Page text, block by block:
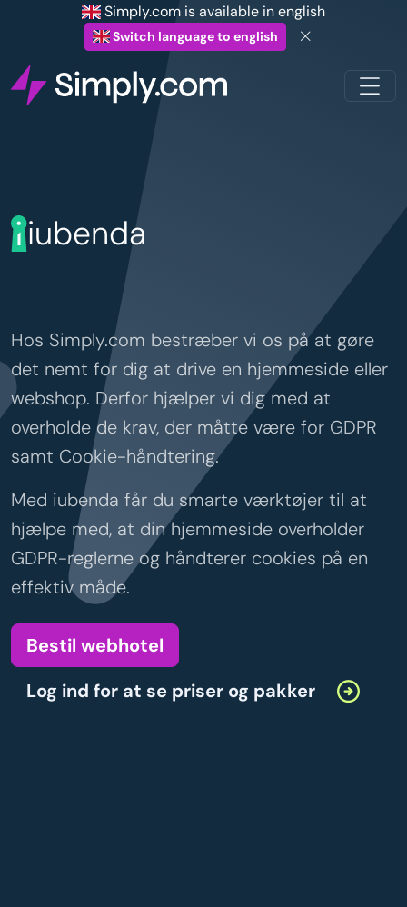
Simply.com is available in english
Switch language to english
iubenda
Hos Simply.com bestræber vi os på at gøre
det nemt for dig at drive en hjemmeside eller
webshop. Derfor hjælper vi dig med at
overholde de krav, der måtte være for GDPR
samt Cookie-håndtering.
Med iubenda får du smarte værktøjer til at
hjælpe med, at din hjemmeside overholder
GDPR-reglerne og håndterer cookies på en
effektiv måde.
Bestil webhotel
Log ind for at se priser og pakker